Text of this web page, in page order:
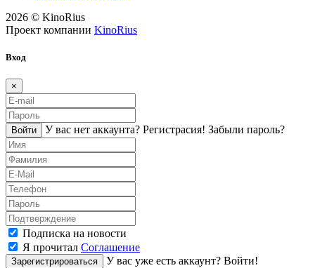
2026 © KinoRius
Проект компании KinoRius
Вход
×
Войти У вас нет аккаунта? Регистраcия! Забыли пароль?
Подписка на новости
Я прочитал Соглашение
Зарегистрироваться У вас уже есть аккаунт? Войти!